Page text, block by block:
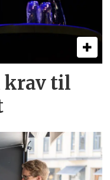
krav til